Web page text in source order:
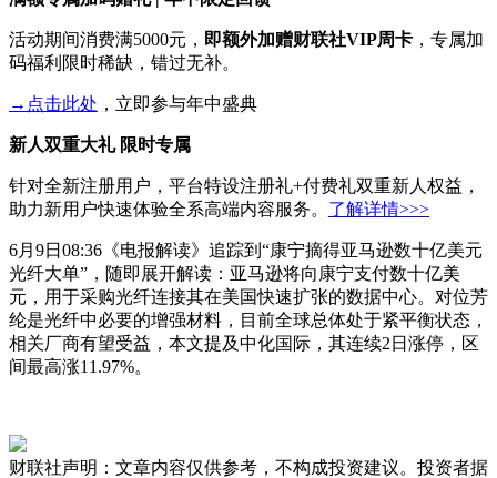
活动期间消费满5000元， 即额外加赠财联社VIP周卡 ，专属加
码福利限时稀缺，错过无补。
→点击此处 ，立即参与年中盛典
新人双重大礼 限时专属
针对全新注册用户，平台特设注册礼+付费礼双重新人权益，
助力新用户快速体验全系高端内容服务。 了解详情>>>
6月9日08:36《电报解读》追踪到“康宁摘得亚马逊数十亿美元
光纤大单”，随即展开解读：亚马逊将向康宁支付数十亿美
元，用于采购光纤连接其在美国快速扩张的数据中心。对位芳
纶是光纤中必要的增强材料，目前全球总体处于紧平衡状态，
相关厂商有望受益，本文提及中化国际，其连续2日涨停，区
间最高涨11.97%。
财联社声明：文章内容仅供参考，不构成投资建议。投资者据